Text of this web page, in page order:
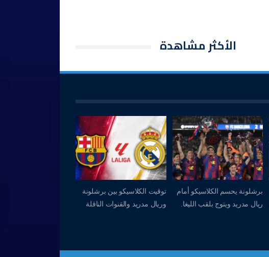
الأكثر مشاهدة
برشلونة يحسم الكلاسيكو أمام
ريال مدريد ويتوج بلقب الليغا.
توقيت الكلاسيكو بين برشلونة
وريال مدريد والقنوات الناقلة